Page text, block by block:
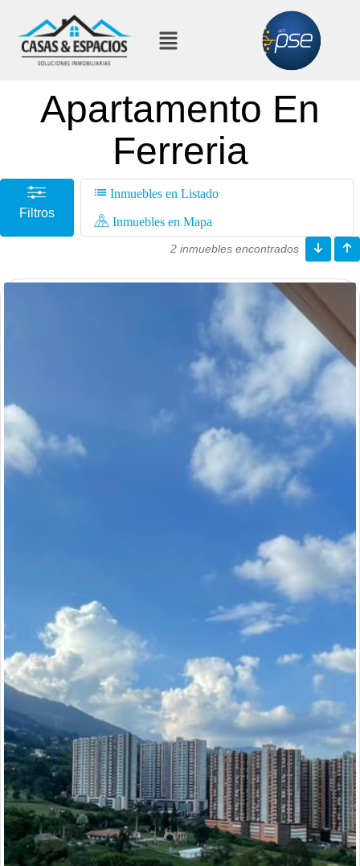
Apartamento En
Ferreria
Filtros
Inmuebles en Listado
Inmuebles en Mapa
2 inmuebles encontrados